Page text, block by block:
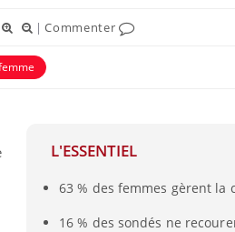
|Commenter
L'ESSENTIEL
63 % des femmes gèrent
16 % des sondés ne
en fer : comprendre pour
brouillard mental ou
Les symptômes de la
fer sont multiples ce qui la rend